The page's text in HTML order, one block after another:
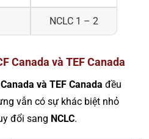
NCLC 1 – 2
Canada và TEF Canada
và TEF Canada đều
vẫn có sự khác biệt nhỏ
đổi sang NCLC.